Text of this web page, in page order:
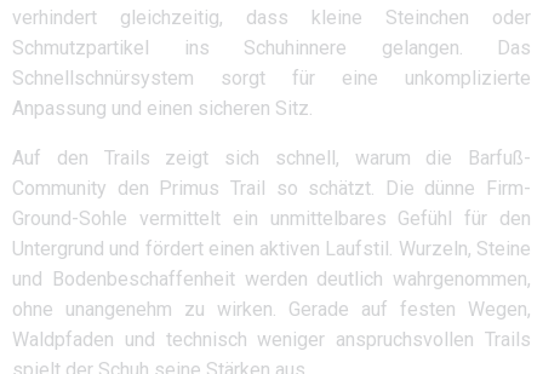
verhindert gleichzeitig, dass kleine Steinchen oder
Schmutzpartikel ins Schuhinnere gelangen. Das
Schnellschnürsystem sorgt für eine unkomplizierte
Anpassung und einen sicheren Sitz.
Auf den Trails zeigt sich schnell, warum die Barfuß-
Community den Primus Trail so schätzt. Die dünne Firm-
Ground-Sohle vermittelt ein unmittelbares Gefühl für den
Untergrund und fördert einen aktiven Laufstil. Wurzeln, Steine
und Bodenbeschaffenheit werden deutlich wahrgenommen,
ohne unangenehm zu wirken. Gerade auf festen Wegen,
Waldpfaden und technisch weniger anspruchsvollen Trails
spielt der Schuh seine Stärken aus.